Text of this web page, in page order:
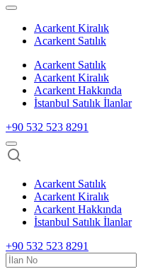
Acarkent Kiralık
Acarkent Satılık
Acarkent Satılık
Acarkent Kiralık
Acarkent Hakkında
İstanbul Satılık İlanlar
+90 532 523 8291
Acarkent Satılık
Acarkent Kiralık
Acarkent Hakkında
İstanbul Satılık İlanlar
+90 532 523 8291